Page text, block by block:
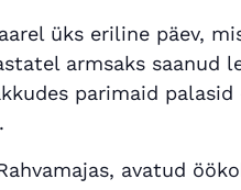
üks eriline päev,
armsaks saanud
parimaid
avatud